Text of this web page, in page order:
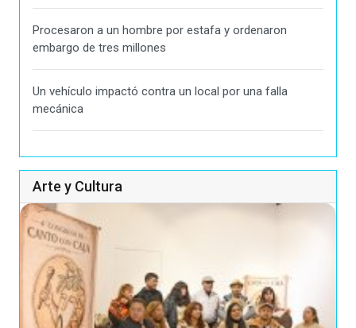
Procesaron a un hombre por estafa y ordenaron
embargo de tres millones
Un vehículo impactó contra un local por una falla
mecánica
Arte y Cultura